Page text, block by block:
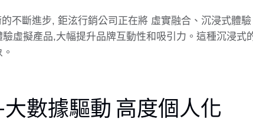
不斷進步, 鉅泫行銷公司正在將 虛實融合、沉浸式體
虛擬產品,大幅提升品牌互動性和吸引力。這種沉浸式
大數據驅動 高度個人化